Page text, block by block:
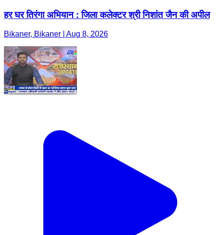
हर घर तिरंगा अभियान : जिला कलेक्टर श्री निशांत जैन की अपील
Bikaner, Bikaner | Aug 8, 2026